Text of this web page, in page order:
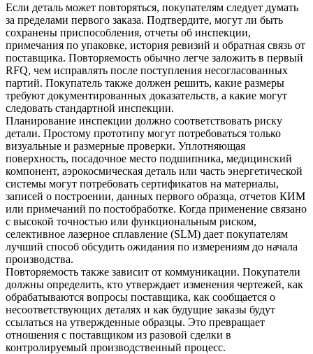
Если деталь может повторяться, покупателям следует думать
за пределами первого заказа. Подтвердите, могут ли быть
сохранены приспособления, отчеты об инспекции,
примечания по упаковке, история ревизий и обратная связь от
поставщика. Повторяемость обычно легче заложить в первый
RFQ, чем исправлять после поступления несогласованных
партий. Покупатель также должен решить, какие размеры
требуют документированных доказательств, а какие могут
следовать стандартной инспекции.
Планирование инспекции должно соответствовать риску
детали. Простому прототипу могут потребоваться только
визуальные и размерные проверки. Уплотняющая
поверхность, посадочное место подшипника, медицинский
компонент, аэрокосмическая деталь или часть энергетической
системы могут потребовать сертификатов на материалы,
записей о построении, данных первого образца, отчетов КИМ
или примечаний по постобработке. Когда применение связано
с высокой точностью или функциональным риском,
селективное лазерное сплавление (SLM) дает покупателям
лучший способ обсудить ожидания по измерениям до начала
производства.
Повторяемость также зависит от коммуникации. Покупатели
должны определить, кто утверждает изменения чертежей, как
обрабатываются вопросы поставщика, как сообщается о
несоответствующих деталях и как будущие заказы будут
ссылаться на утвержденные образцы. Это превращает
отношения с поставщиком из разовой сделки в
контролируемый производственный процесс.